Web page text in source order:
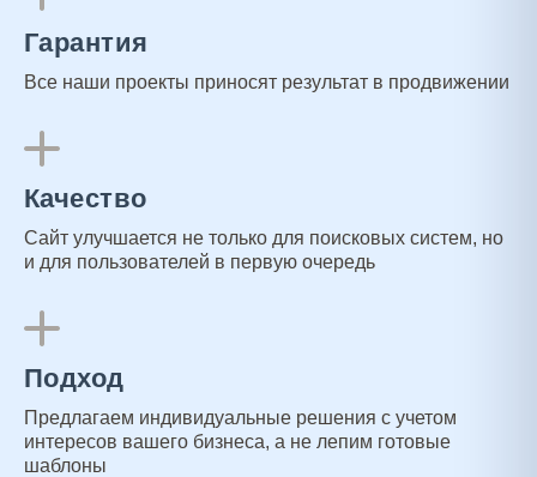
Гарантия
Все наши проекты приносят результат в продвижении
Качество
Сайт улучшается не только для поисковых систем, но
и для пользователей в первую очередь
Подход
Предлагаем индивидуальные решения с учетом
интересов вашего бизнеса, а не лепим готовые
шаблоны